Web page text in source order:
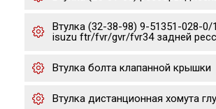
Втулка (32-38-98) 9-51351-028-0/
isuzu ftr/fvr/gvr/fvr34 задней
Втулка болта клапанной крышки
Втулка дистанционная хомута